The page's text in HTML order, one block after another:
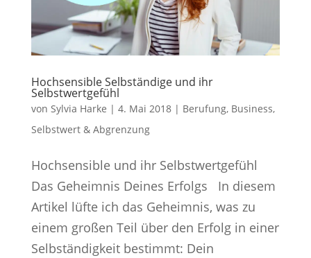
Hochsensible Selbständige und ihr
Selbstwertgefühl
von Sylvia Harke | 4. Mai 2018| Berufung, Business,
Selbstwert & Abgrenzung
Hochsensible und ihr Selbstwertgefühl
Das Geheimnis Deines Erfolgs In diesem
Artikel lüfte ich das Geheimnis, was zu
einem großen Teil über den Erfolg in einer
Selbständigkeit bestimmt: Dein